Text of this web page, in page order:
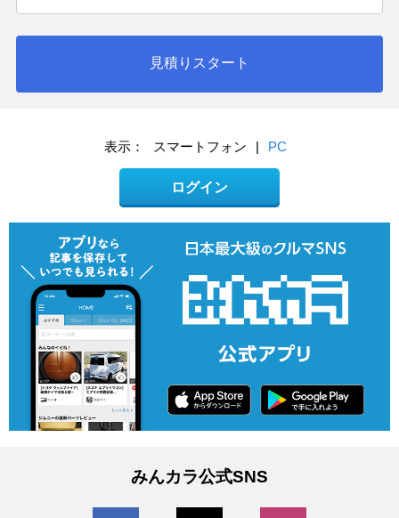
見積りスタート
表示： スマートフォン | PC
ログイン
みんカラ公式SNS